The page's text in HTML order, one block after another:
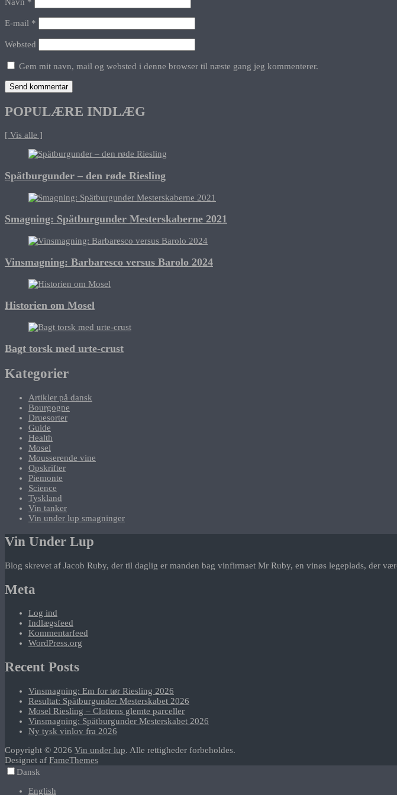
E-mail *
Websted
Gem mit navn, mail og websted i denne browser til næste gang jeg kommenterer.
POPULÆRE INDLÆG
[ Vis alle ]
Spätburgunder – den røde Riesling
Smagning: Spätburgunder Mesterskaberne 2021
Vinsmagning: Barbaresco versus Barolo 2024
Historien om Mosel
Bagt torsk med urte-crust
Kategorier
Artikler på dansk
Bourgogne
Druesorter
Guide
Health
Mosel
Mousserende vine
Opskrifter
Piemonte
Science
Tyskland
Vin tanker
Vin under lup smagninger
Vin Under Lup
Blog skrevet af Jacob Ruby, der til daglig er manden bag vinfirmaet Mr Ruby, en vinøs legeplads, der
Meta
Log ind
Indlægsfeed
Kommentarfeed
WordPress.org
Recent Posts
Vinsmagning: Em for tør Riesling 2026
Resultat: Spätburgunder Mesterskabet 2026
Mosel Riesling – Clottens glemte parceller
Vinsmagning: Spätburgunder Mesterskabet 2026
Ny tysk vinlov fra 2026
Copyright © 2026 Vin under lup. Alle rettigheder forbeholdes.
Designet af FameThemes
Dansk
English